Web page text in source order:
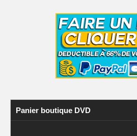
Panier boutique DVD